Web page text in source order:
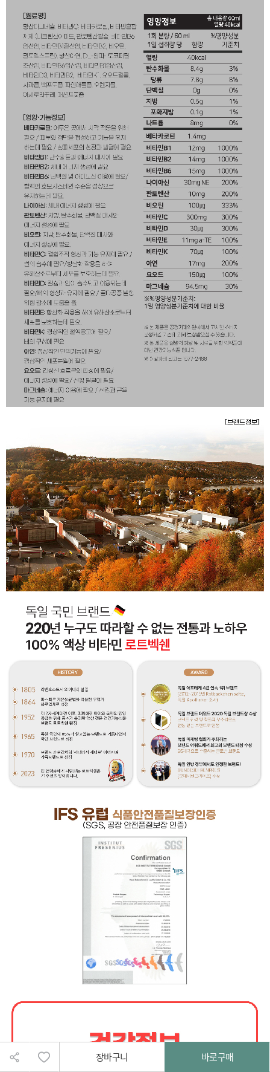
상품을 장바구니에 담았습니다!
장바구니로 이동할까요?
장바구니 바로구매